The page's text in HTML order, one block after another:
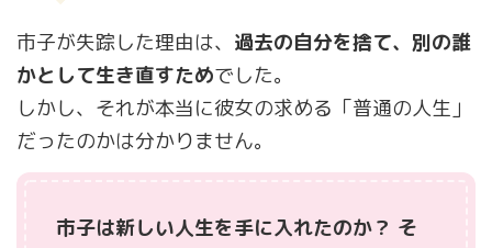
市子が失踪した理由は、 過去の自分を捨て、別の誰
かとして生き直すためでした。
しかし、それが本当に彼女の求める「普通の人生」
だったのかは分かりません。
市子は新しい人生を手に入れたのか？ そ